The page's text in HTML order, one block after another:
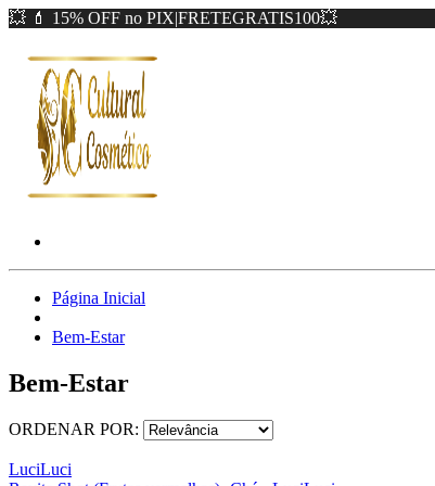
💥 💄 15% OFF no PIX|FRETEGRATIS100💥
Página Inicial
Bem-Estar
Bem-Estar
ORDENAR POR:
LuciLuci